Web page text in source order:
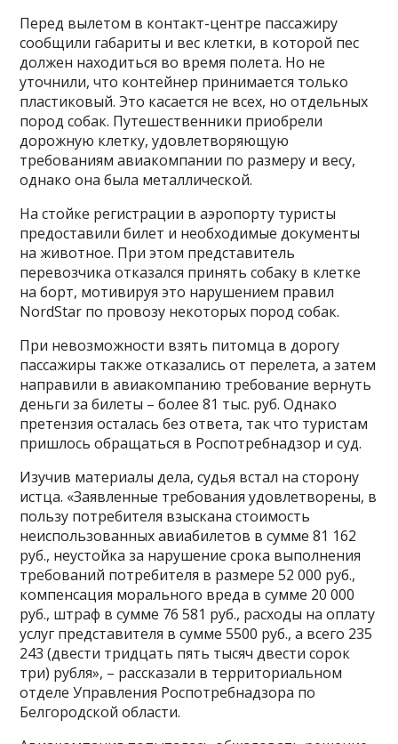
Перед вылетом в контакт-центре пассажиру
сообщили габариты и вес клетки, в которой пес
должен находиться во время полета. Но не
уточнили, что контейнер принимается только
пластиковый. Это касается не всех, но отдельных
пород собак. Путешественники приобрели
дорожную клетку, удовлетворяющую
требованиям авиакомпании по размеру и весу,
однако она была металлической.
На стойке регистрации в аэропорту туристы
предоставили билет и необходимые документы
на животное. При этом представитель
перевозчика отказался принять собаку в клетке
на борт, мотивируя это нарушением правил
NordStar по провозу некоторых пород собак.
При невозможности взять питомца в дорогу
пассажиры также отказались от перелета, а затем
направили в авиакомпанию требование вернуть
деньги за билеты – более 81 тыс. руб. Однако
претензия осталась без ответа, так что туристам
пришлось обращаться в Роспотребнадзор и суд.
Изучив материалы дела, судья встал на сторону
истца. «Заявленные требования удовлетворены, в
пользу потребителя взыскана стоимость
неиспользованных авиабилетов в сумме 81 162
руб., неустойка за нарушение срока выполнения
требований потребителя в размере 52 000 руб.,
компенсация морального вреда в сумме 20 000
руб., штраф в сумме 76 581 руб., расходы на оплату
услуг представителя в сумме 5500 руб., а всего 235
243 (двести тридцать пять тысяч двести сорок
три) рубля», – рассказали в территориальном
отделе Управления Роспотребнадзора по
Белгородской области.